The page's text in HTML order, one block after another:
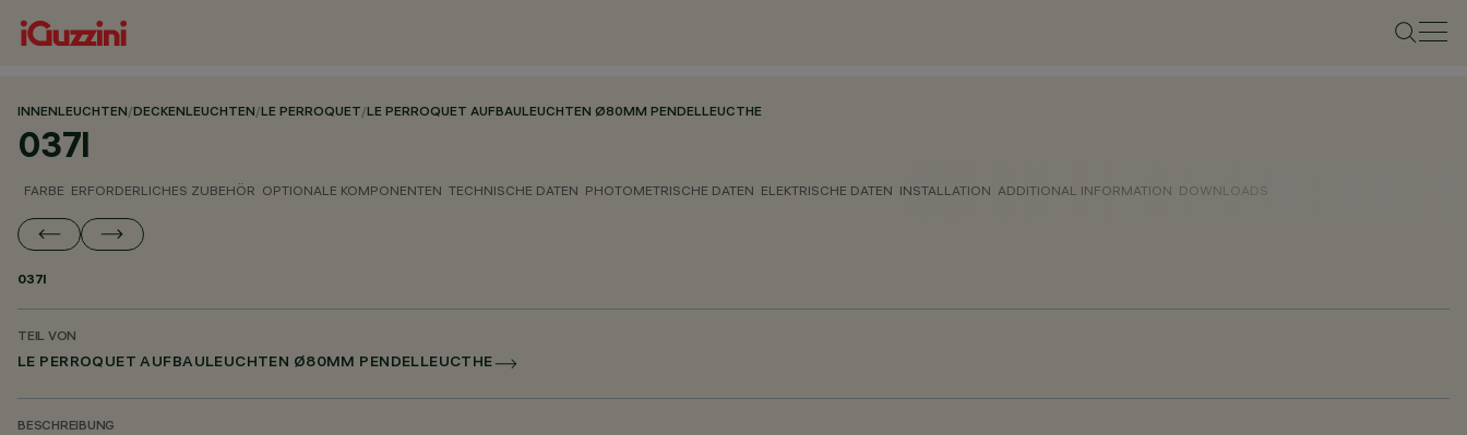
INNENLEUCHTEN/DECKENLEUCHTEN/LE PERROQUET/LE PERROQUET AUFBAULEUCHTEN Ø80MM PENDELLEUCTHE
037I
FARBE ERFORDERLICHES ZUBEHÖR OPTIONALE KOMPONENTEN TECHNISCHE DATEN PHOTOMETRISCHE DATEN ELEKTRISCHE DATEN INSTALLATION ADDITIONAL INFORMATION DOWNLOADS
037I
TEIL VON
LE PERROQUET AUFBAULEUCHTEN Ø80MM PENDELLEUCTHE
BESCHREIBUNG